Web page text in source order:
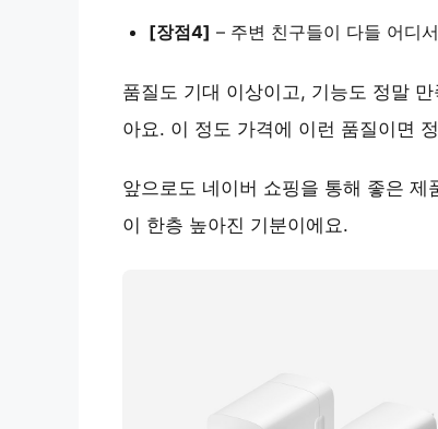
[장점4] – 주변 친구들이 다들 어디
품질도 기대 이상이고, 기능도 정말
아요. 이 정도 가격에 이런 품질이면
앞으로도 네이버 쇼핑을 통해 좋은
이 한층 높아진 기분이에요.